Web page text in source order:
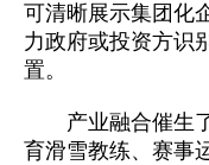
可清晰展示集团化
力政府或投资方识
置。
产业融合催生
育滑雪教练、赛事